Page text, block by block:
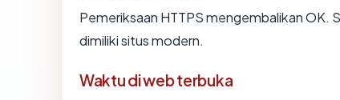
Pemeriksaan HTTPS mengembalikan OK.
dimiliki situs modern.
Waktu di web terbuka